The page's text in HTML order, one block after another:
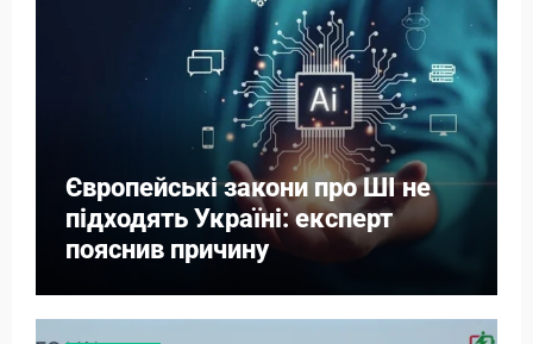
Європейські закони про ШІ не
підходять Україні: експерт
пояснив причину